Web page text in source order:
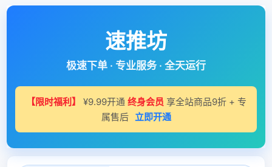
速推坊
极速下单 · 专业服务 · 全天运行
【限时福利】 ¥9.99开通 终身会员 享全站商品9折 + 专
属售后 立即开通